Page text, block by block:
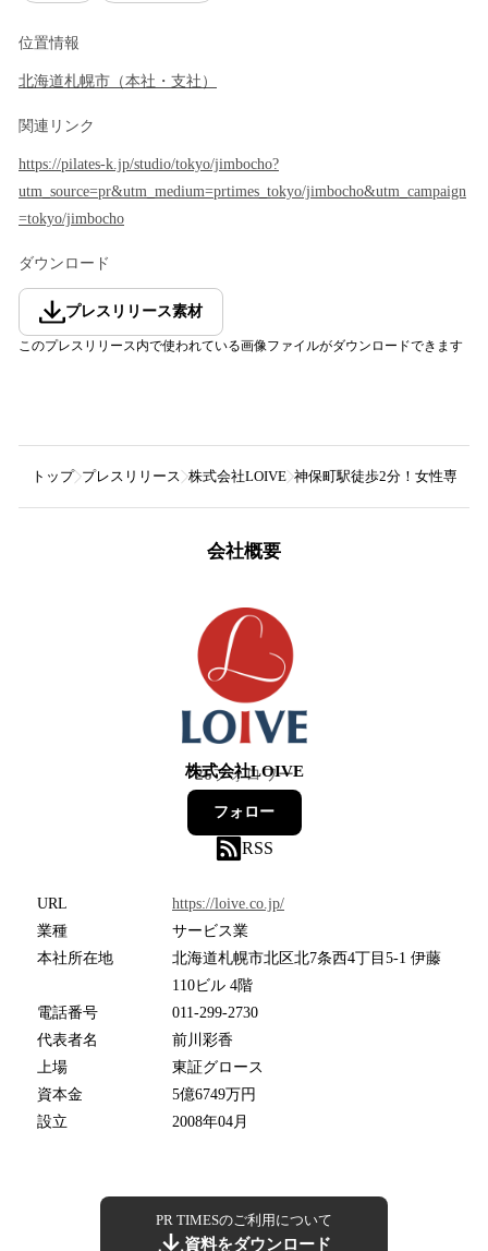
位置情報
北海道札幌市 （本社・支社 ）
関連リンク
https://pilates-k.jp/studio/tokyo/jimbocho?
utm_source=pr&utm_medium=prtimes_tokyo/jimbocho&utm_campaign
=tokyo/jimbocho
ダウンロード
プレスリリース素材
このプレスリリース内で使われている画像ファイルがダウンロードできます
トップ プレスリリース 株式会社LOIVE 神保町駅徒歩2分！女性専用
会社概要
株式会社LOIVE
26フォロワー
フォロー
RSS
URL
https://loive.co.jp/
業種
サービス業
本社所在地
北海道札幌市北区北7条西4丁目5-1 伊藤
110ビル 4階
電話番号
011-299-2730
代表者名
前川彩香
上場
東証グロース
資本金
5億6749万円
設立
2008年04月
PR TIMESのご利用について
資料をダウンロード